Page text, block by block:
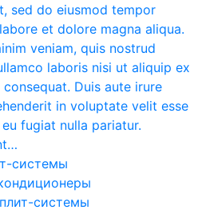
sed do eiusmod tempor
et dolore magna aliqua.
veniam, quis nostrud
laboris nisi ut aliquip ex
Duis aute irure
in voluptate velit esse
fugiat nulla pariatur.
системы
системы